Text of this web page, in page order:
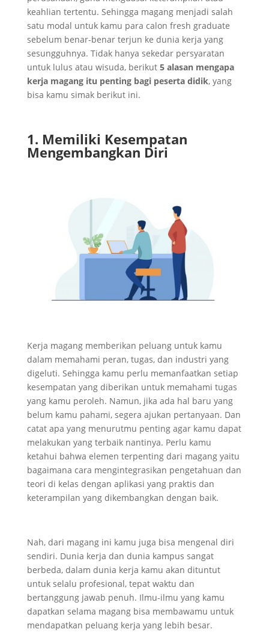
keahlian tertentu. Sehingga magang menjadi salah
satu modal untuk kamu para calon fresh graduate
sebelum benar-benar terjun ke dunia kerja yang
sesungguhnya. Tidak hanya sekedar persyaratan
untuk lulus atau wisuda, berikut 5 alasan mengapa
kerja magang itu penting bagi peserta didik, yang
bisa kamu simak berikut ini.
1. Memiliki Kesempatan
Mengembangkan Diri
Kerja magang memberikan peluang untuk kamu
dalam memahami peran, tugas, dan industri yang
digeluti. Sehingga kamu perlu memanfaatkan setiap
kesempatan yang diberikan untuk memahami tugas
yang kamu peroleh. Namun, jika ada hal baru yang
belum kamu pahami, segera ajukan pertanyaan. Dan
catat apa yang menurutmu penting agar kamu dapat
melakukan yang terbaik nantinya. Perlu kamu
ketahui bahwa elemen terpenting dari magang yaitu
bagaimana cara mengintegrasikan pengetahuan dan
teori di kelas dengan aplikasi yang praktis dan
keterampilan yang dikembangkan dengan baik.
Nah, dari magang ini kamu juga bisa mengenal diri
sendiri. Dunia kerja dan dunia kampus sangat
berbeda, dalam dunia kerja kamu akan dituntut
untuk selalu profesional, tepat waktu dan
bertanggung jawab penuh. Ilmu-ilmu yang kamu
dapatkan selama magang bisa membawamu untuk
mendapatkan peluang kerja yang lebih besar.